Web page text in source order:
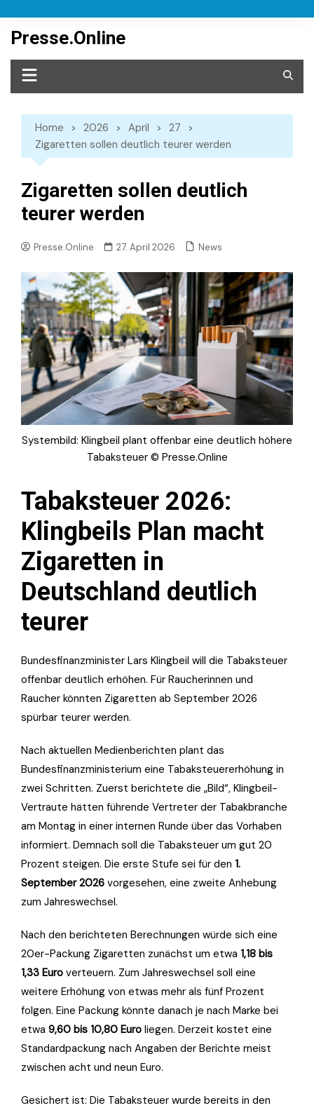
content
Presse.Online
Home 2026 April
27
Zigaretten sollen deutlich teurer werden
Zigaretten sollen deutlich
teurer werden
Presse.Online 27. April 2026 News
Systembild: Klingbeil plant offenbar eine deutlich höhere
Tabaksteuer © Presse.Online
Tabaksteuer 2026:
Klingbeils Plan macht
Zigaretten in
Deutschland deutlich
teurer
Bundesfinanzminister Lars Klingbeil will die Tabaksteuer
offenbar deutlich erhöhen. Für Raucherinnen und
Raucher könnten Zigaretten ab September 2026
spürbar teurer werden.
Nach aktuellen Medienberichten plant das
Bundesfinanzministerium eine Tabaksteuererhöhung in
zwei Schritten. Zuerst berichtete die „Bild“, Klingbeil-
Vertraute hätten führende Vertreter der Tabakbranche
am Montag in einer internen Runde über das Vorhaben
informiert. Demnach soll die Tabaksteuer um gut 20
Prozent steigen. Die erste Stufe sei für den 1.
September 2026 vorgesehen, eine zweite Anhebung
zum Jahreswechsel.
Nach den berichteten Berechnungen würde sich eine
20er-Packung Zigaretten zunächst um etwa 1,18 bis
1,33 Euro verteuern. Zum Jahreswechsel soll eine
weitere Erhöhung von etwas mehr als fünf Prozent
folgen. Eine Packung könnte danach je nach Marke bei
etwa 9,60 bis 10,80 Euro liegen. Derzeit kostet eine
Standardpackung nach Angaben der Berichte meist
zwischen acht und neun Euro.
Gesichert ist: Die Tabaksteuer wurde bereits in den